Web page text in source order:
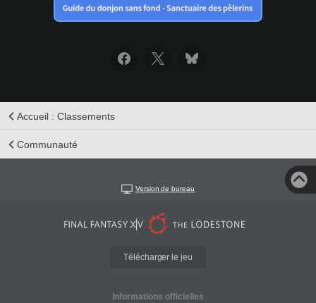
Accueil : Classements
Communauté
Version de bureau
Télécharger le jeu
Informations officielles